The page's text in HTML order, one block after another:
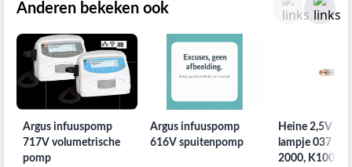
Anderen bekeken ook
Argus infuuspomp
717V volumetrische
pomp
Argus infuuspomp
616V spuitenpomp
Heine 2,5V
lampje 037
2000, K100,